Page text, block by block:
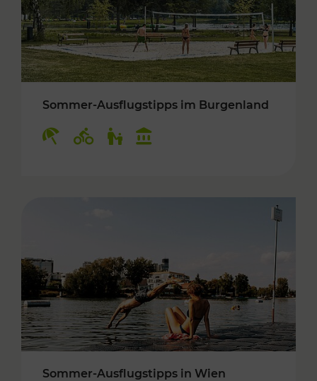
Sommer-Ausflugstipps im Burgenland
Sommer-Ausflugstipps in Wien